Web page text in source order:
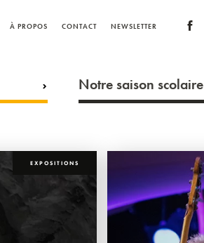
À PROPOS CONTACT NEWSLETTER
Notre saison scolaire
EXPOSITIONS